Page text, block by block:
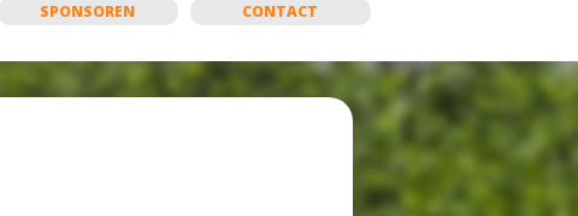
SPONSOREN CONTACT